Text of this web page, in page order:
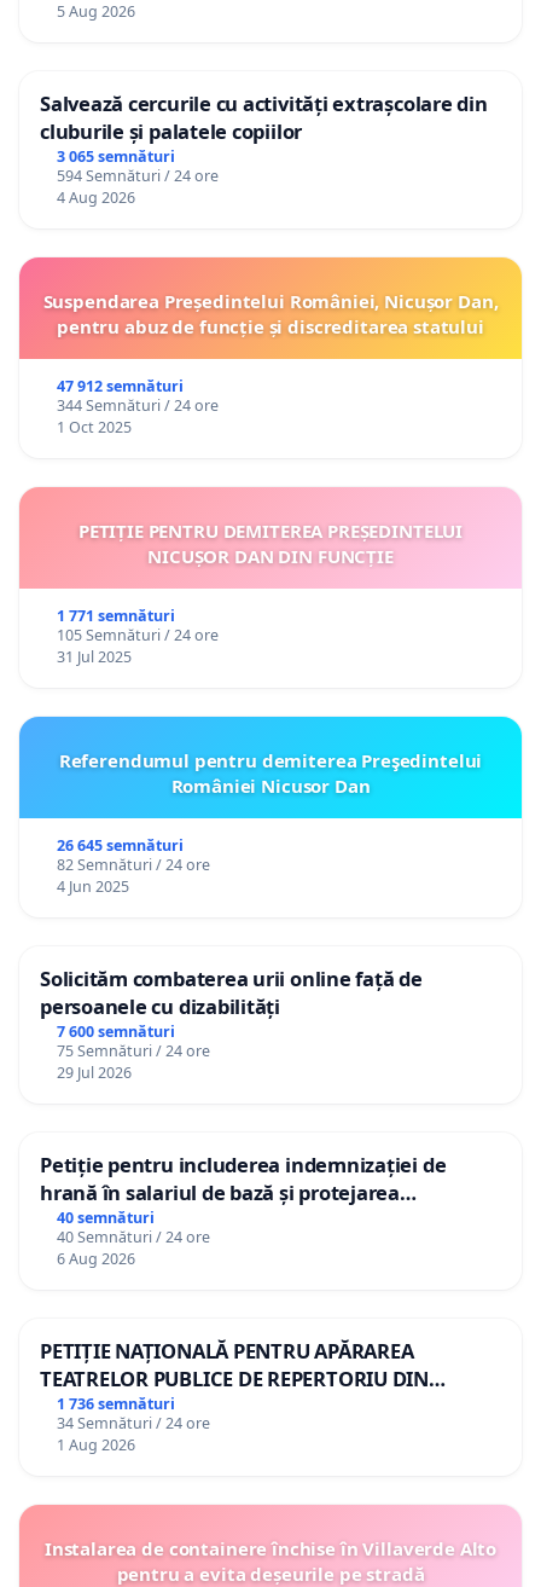
5 Aug 2026
Salvează cercurile cu activități extrașcolare din
cluburile și palatele copiilor
3 065 semnături
594 Semnături / 24 ore
4 Aug 2026
Suspendarea Președintelui României, Nicușor Dan,
pentru abuz de funcție și discreditarea statului
47 912 semnături
344 Semnături / 24 ore
1 Oct 2025
PETIȚIE PENTRU DEMITEREA PREȘEDINTELUI
NICUȘOR DAN DIN FUNCȚIE
1 771 semnături
105 Semnături / 24 ore
31 Jul 2025
Referendumul pentru demiterea Preşedintelui
României Nicusor Dan
26 645 semnături
82 Semnături / 24 ore
4 Jun 2025
Solicităm combaterea urii online față de
persoanele cu dizabilități
7 600 semnături
75 Semnături / 24 ore
29 Jul 2026
Petiție pentru includerea indemnizației de
hrană în salariul de bază și protejarea
gradațiilor de vechime pentru asistenții
personali
40 semnături
40 Semnături / 24 ore
6 Aug 2026
PETIȚIE NAȚIONALĂ PENTRU APĂRAREA
TEATRELOR PUBLICE DE REPERTORIU DIN
ROMÂNIA
1 736 semnături
34 Semnături / 24 ore
1 Aug 2026
Instalarea de containere închise în Villaverde Alto
pentru a evita deșeurile pe stradă